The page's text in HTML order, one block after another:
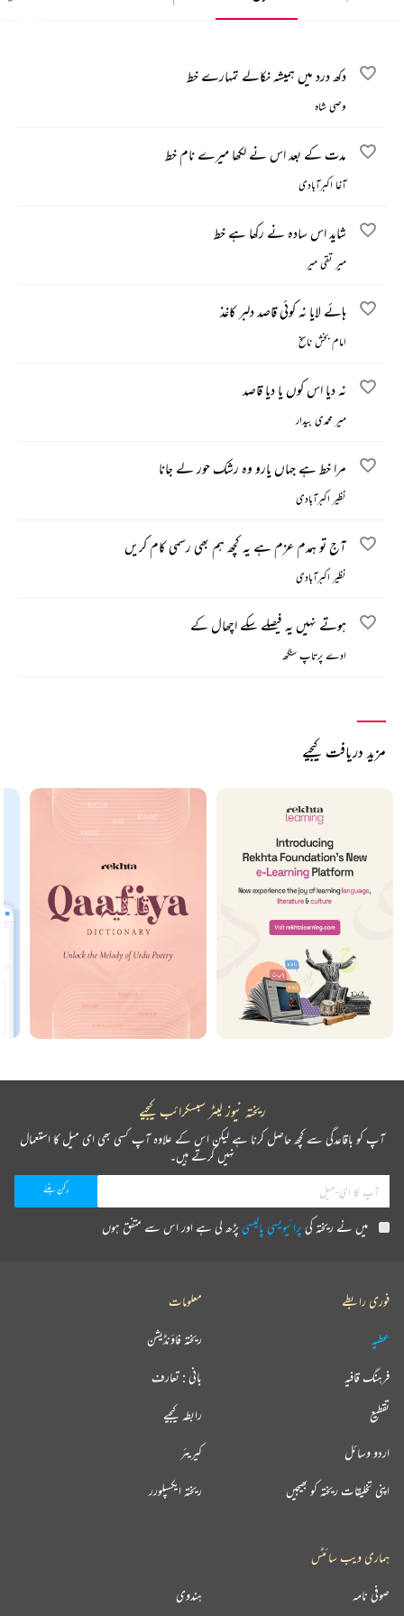
دکھ درد میں ہمیشہ نکالے تمہارے خط
وصی شاہ
مدت کے بعد اس نے لکھا میرے نام خط
آغا اکبرآبادی
شاید اس سادہ نے رکھا ہے خط
میر تقی میر
ہائے لایا نہ کوئی قاصد دلبر کاغذ
امام بخش ناسخ
نہ دیا اس کوں یا دیا قاصد
میر محمدی بیدار
مرا خط ہے جہاں یارو وہ رشک حور لے جانا
نظیر اکبرآبادی
آج تو ہمدم عزم ہے یہ کچھ ہم بھی رسمی کام کریں
نظیر اکبرآبادی
ہوتے نہیں یہ فیصلے سکے اچھال کے
ادے پرتاپ سنگھ
مزید دریافت کیجیے
ریختہ نیوز لیٹر سبسکرائب کیجیے
آپ کو باقاعدگی سے کچھ حاصل کرنا ہے لیکن اس کے علاوہ آپ کسی بھی ای میل کا استعمال
نہیں کرتے ہیں۔
میں نے ریختہ کیپرائیویسی پالیسیپڑھ لی ہے اور اس سے متفق ہوں
فوری رابطے
عطیہ
فرہنگ قافیہ
تقطیع
اردو وسائل
اپنی تخلیقات ریختہ کو بھیجیں
معلومات
ریختہ فاؤنڈیشن
بانی : تعارف
رابطہ کیجیے
کیریئر
ریختہ ایکسپلورر
ہماری ویب سائٹس
ہندوی صوفی نامہ